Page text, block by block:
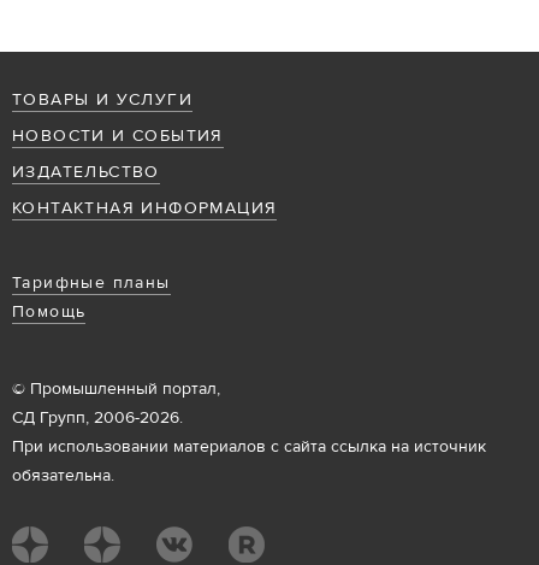
ТОВАРЫ И УСЛУГИ
НОВОСТИ И СОБЫТИЯ
ИЗДАТЕЛЬСТВО
КОНТАКТНАЯ ИНФОРМАЦИЯ
Тарифные планы
Помощь
© Промышленный портал,
СД Групп, 2006-2026.
При использовании материалов с сайта ссылка на источник
обязательна.